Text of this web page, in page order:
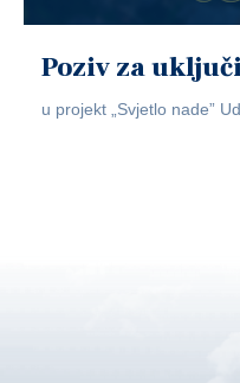
Poziv za
u projekt „Svjetlo nade”